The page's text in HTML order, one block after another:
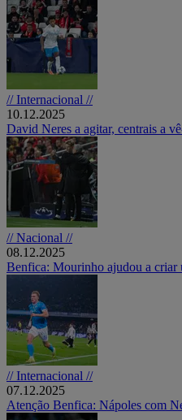
// Internacional //
10.12.2025
David Neres a agitar, centrais a
// Nacional //
08.12.2025
Benfica: Mourinho ajudou a criar
// Internacional //
07.12.2025
Atenção Benfica: Nápoles com